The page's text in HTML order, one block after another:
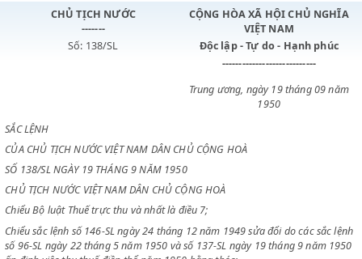
CHỦ TỊCH NƯỚC
-------
CỘNG HÒA XÃ HỘI CHỦ
VIỆT NAM
Độc lập - Tự do - Hạnh
----------------------------
SẮC LỆNH
CỦA CHỦ TỊCH NƯỚC VIỆT NAM DÂN CHỦ CỘNG HOÀ
SỐ 138/SL NGÀY 19 THÁNG 9 NĂM 1950
CHỦ TỊCH NƯỚC VIỆT NAM DÂN CHỦ CỘNG HOÀ
Chiểu Bộ luật Thuế trực thu và nhất là điều 7;